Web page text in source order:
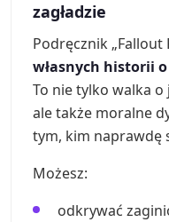
zagładzie
Podręcznik „Fallout
własnych historii
To nie tylko walka
ale także moralne
tym, kim naprawdę
Możesz:
odkrywać